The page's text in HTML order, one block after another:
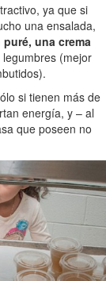
ya que si
una ensalada,
una crema
(mejor
si tienen más de
energía, y – al
que poseen no